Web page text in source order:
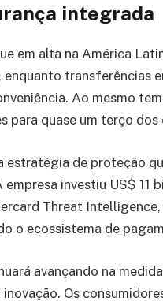
integrada
em alta na América
transferências
Ao mesmo
para quase um terço
de proteção
investiu US$ 11
Threat
o ecossistema de
avançando na
Os